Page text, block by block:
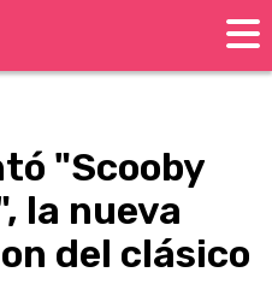
"Scooby
la nueva
del clásico